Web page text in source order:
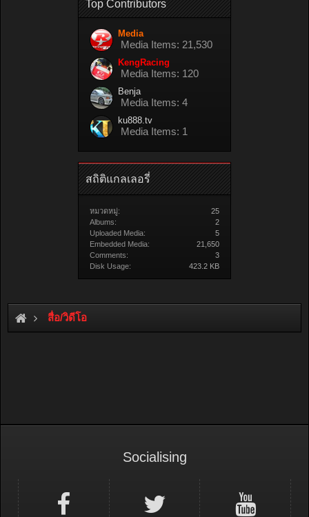
Top Contributors
Media
Media Items: 21,530
KengRacing
Media Items: 120
Benja
Media Items: 4
ku888.tv
Media Items: 1
สถิติแกลเลอรี่
หมวดหมู่:
25
Albums:
2
Uploaded Media:
5
Embedded Media:
21,650
Comments:
3
Disk Usage:
423.2 KB
สื่อ/วิดีโอ
Socialising